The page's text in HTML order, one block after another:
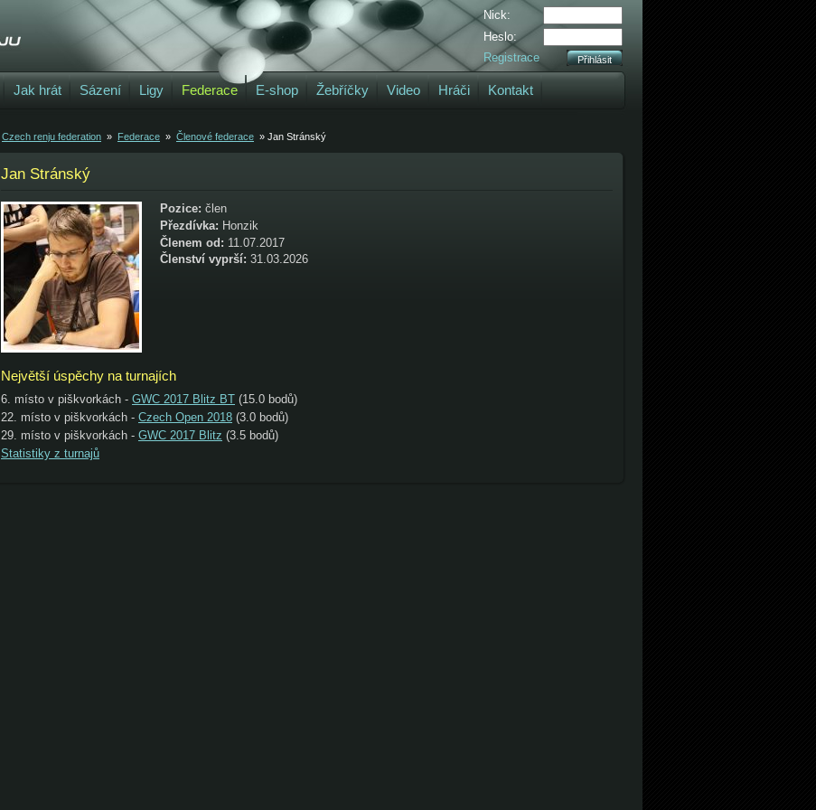
Jan Stránský
Pozice: člen
Přezdívka: Honzik
Členem od: 11.07.2017
Členství vyprší: 31.03.2026
Největší úspěchy na turnajích
6. místo v piškvorkách - GWC 2017 Blitz BT (15.0 bodů)
22. místo v piškvorkách - Czech Open 2018 (3.0 bodů)
29. místo v piškvorkách - GWC 2017 Blitz (3.5 bodů)
Statistiky z turnajů
Czech renju federation » Federace » Členové federace » Jan Stránský
Jak hrát Sázení Ligy Federace E-shop Žebříčky Video Hráči Kontakt
Nick:
Heslo:
Registrace